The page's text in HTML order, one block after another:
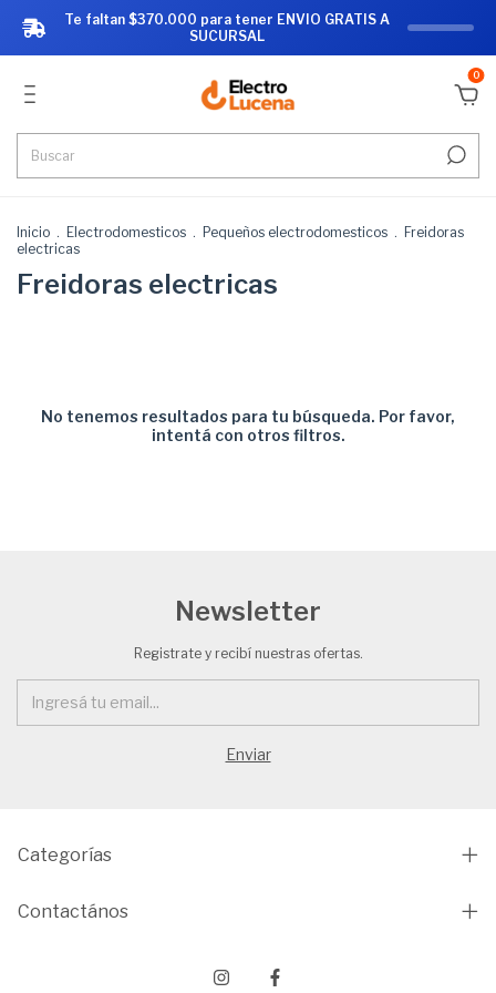
0
Inicio . Electrodomesticos . Pequeños electrodomesticos . Freidoras
electricas
Freidoras electricas
No tenemos resultados para tu búsqueda. Por favor,
intentá con otros filtros.
Newsletter
Registrate y recibí nuestras ofertas.
Categorías
Contactános
Te faltan $370.000 para tener ENVIO GRATIS A
SUCURSAL